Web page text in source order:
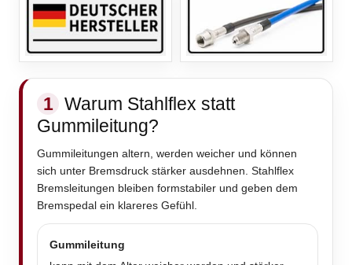
1 Warum Stahlflex statt
Gummileitung?
Gummileitungen altern, werden weicher und können
sich unter Bremsdruck stärker ausdehnen. Stahlflex
Bremsleitungen bleiben formstabiler und geben dem
Bremspedal ein klareres Gefühl.
Gummileitung